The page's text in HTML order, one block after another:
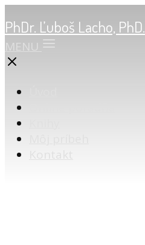
PhDr. Ľuboš Lacho, PhD.
MENU